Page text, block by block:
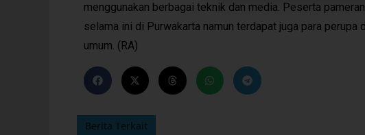
menggunakan berbagai teknik dan media. Peserta
selama ini di Purwakarta namun terdapat juga para perupa
umum. (RA)
Berita Terkait